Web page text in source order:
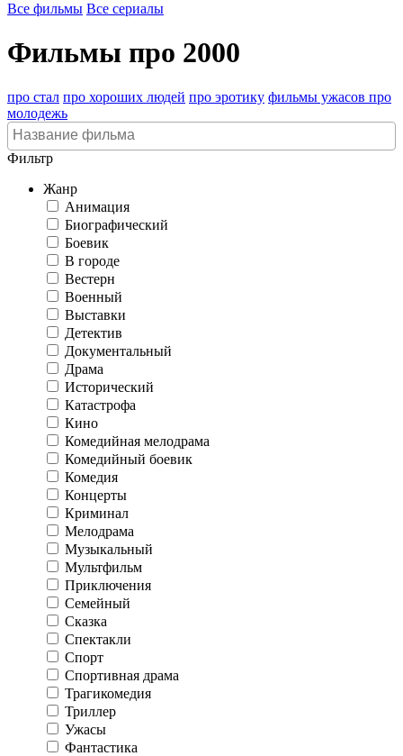
Все фильмы Все сериалы
Фильмы про 2000
про стал про хороших людей про эротику фильмы ужасов про
молодежь
Фильтр
Жанр
Анимация
Биографический
Боевик
В городе
Вестерн
Военный
Выставки
Детектив
Документальный
Драма
Исторический
Катастрофа
Кино
Комедийная мелодрама
Комедийный боевик
Комедия
Концерты
Криминал
Мелодрама
Музыкальный
Мультфильм
Приключения
Семейный
Сказка
Спектакли
Спорт
Спортивная драма
Трагикомедия
Триллер
Ужасы
Фантастика